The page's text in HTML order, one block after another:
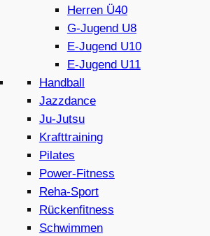
Herren Ü40
G-Jugend U8
E-Jugend U10
E-Jugend U11
Handball
Jazzdance
Ju-Jutsu
Krafttraining
Pilates
Power-Fitness
Reha-Sport
Rückenfitness
Schwimmen